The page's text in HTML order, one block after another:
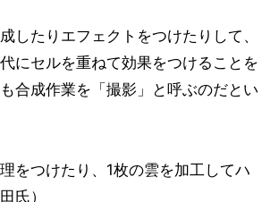
したりエフェクトをつけたりして、
にセルを重ねて効果をつけることを
合成作業を「撮影」と呼ぶのだとい
をつけたり、1枚の雲を加工してハ
氏）